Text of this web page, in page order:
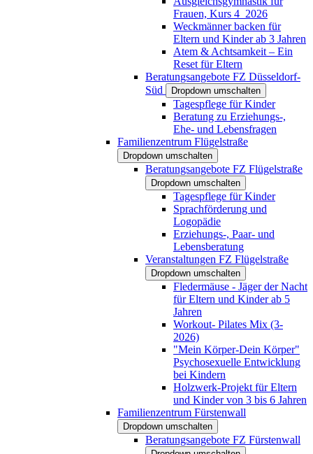
Frauen, Kurs 4_2026
Weckmänner backen für
Eltern und Kinder ab 3 Jahren
Atem & Achtsamkeit – Ein
Reset für Eltern
Beratungsangebote FZ Düsseldorf-
Süd
Dropdown umschalten
Tagespflege für Kinder
Beratung zu Erziehungs-,
Ehe- und Lebensfragen
Familienzentrum Flügelstraße
Dropdown umschalten
Beratungsangebote FZ Flügelstraße
Dropdown umschalten
Tagespflege für Kinder
Sprachförderung und
Logopädie
Erziehungs-, Paar- und
Lebensberatung
Veranstaltungen FZ Flügelstraße
Dropdown umschalten
Fledermäuse - Jäger der Nacht
für Eltern und Kinder ab 5
Jahren
Workout- Pilates Mix (3-
2026)
"Mein Körper-Dein Körper"
Psychosexuelle Entwicklung
bei Kindern
Holzwerk-Projekt für Eltern
und Kinder von 3 bis 6 Jahren
Familienzentrum Fürstenwall
Dropdown umschalten
Beratungsangebote FZ Fürstenwall